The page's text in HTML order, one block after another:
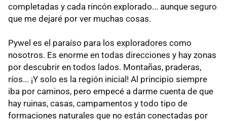
completadas y cada rincón explorado... aunque seguro
que me dejaré por ver muchas cosas.
Pywel es el paraíso para los exploradores como
nosotros. Es enorme en todas direcciones y hay zonas
por descubrir en todos lados. Montañas, praderas,
ríos... ¡Y solo es la región inicial! Al principio siempre
iba por caminos, pero empecé a darme cuenta de que
hay ruinas, casas, campamentos y todo tipo de
formaciones naturales que no están conectadas por